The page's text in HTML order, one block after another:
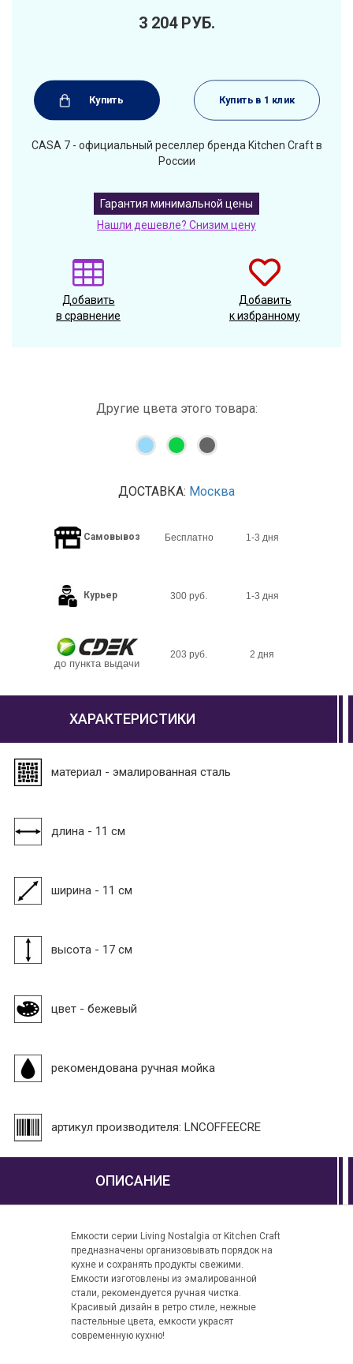
3 204 РУБ.
Купить Купить в 1 клик
CASA 7 - официальный реселлер бренда Kitchen Craft в
России
Гарантия минимальной цены
Нашли дешевле? Снизим цену
Добавить
в сравнение
Добавить
к избранному
Другие цвета этого товара:
ДОСТАВКА: Москва
Самовывоз Бесплатно 1-3 дня
Курьер 300 руб. 1-3 дня
до пункта выдачи
203 руб. 2 дня
ХАРАКТЕРИСТИКИ
материал - эмалированная сталь
длина - 11 см
ширина - 11 см
высота - 17 см
цвет - бежевый
рекомендована ручная мойка
артикул производителя: LNCOFFEECRE
ОПИСАНИЕ
Емкости серии Living Nostalgia от Kitchen Craft
предназначены организовывать порядок на
кухне и сохранять продукты свежими.
Емкости изготовлены из эмалированной
стали, рекомендуется ручная чистка.
Красивый дизайн в ретро стиле, нежные
пастельные цвета, емкости украсят
современную кухню!